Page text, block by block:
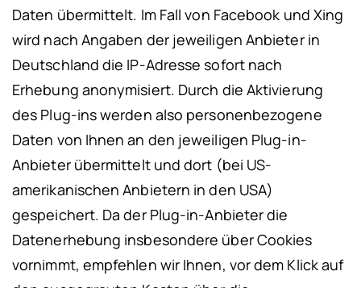
Daten übermittelt. Im Fall von Facebook und Xing
wird nach Angaben der jeweiligen Anbieter in
Deutschland die IP-Adresse sofort nach
Erhebung anonymisiert. Durch die Aktivierung
des Plug-ins werden also personenbezogene
Daten von Ihnen an den jeweiligen Plug-in-
Anbieter übermittelt und dort (bei US-
amerikanischen Anbietern in den USA)
gespeichert. Da der Plug-in-Anbieter die
Datenerhebung insbesondere über Cookies
vornimmt, empfehlen wir Ihnen, vor dem Klick auf